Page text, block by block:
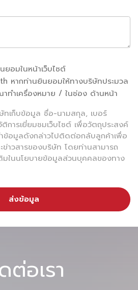
านให้ดูเท่ ๆ ดิบ ๆ คงหนีไม่พ้น
สไตล์ลอฟ์ทเน้นการเปิดพื้นที่ให้
ยกับโกดังหรือโรงงานที่มี
อากาศได้ดี ซึ่งสามารถเก็บ
ด้ไม่รู้สึกอึดอัดเกินไปครับ
อมในหน้าเว็บไซต์
หากท่านยินยอมให้ทางบริษัทประมวล
ทำเครื่องหมาย / ในช่อง ด้านหน้า
ทเก็บข้อมูล ชื่อ-นามสกุล, เบอร์
การเยี่ยมชมเว็บไซต์ เพื่อวัตถุประสงค์
ข้อมูลดังกล่าวไปติดต่อกลับลูกค้าเพื่อ
ข่าวสารของบริษัท โดยท่านสามารถ
มในนโยบายข้อมูลส่วนบุคคลของทาง
ส่งข้อมูล
ต่อเรา